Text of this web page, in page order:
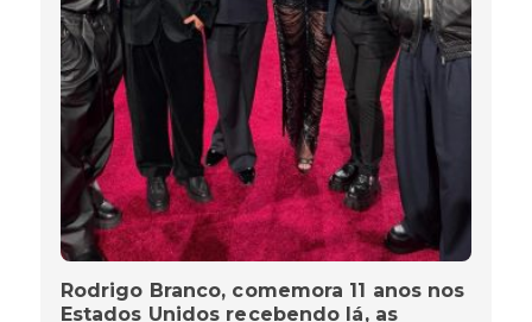
Rodrigo Branco, comemora 11 anos nos
Estados Unidos recebendo lá, as